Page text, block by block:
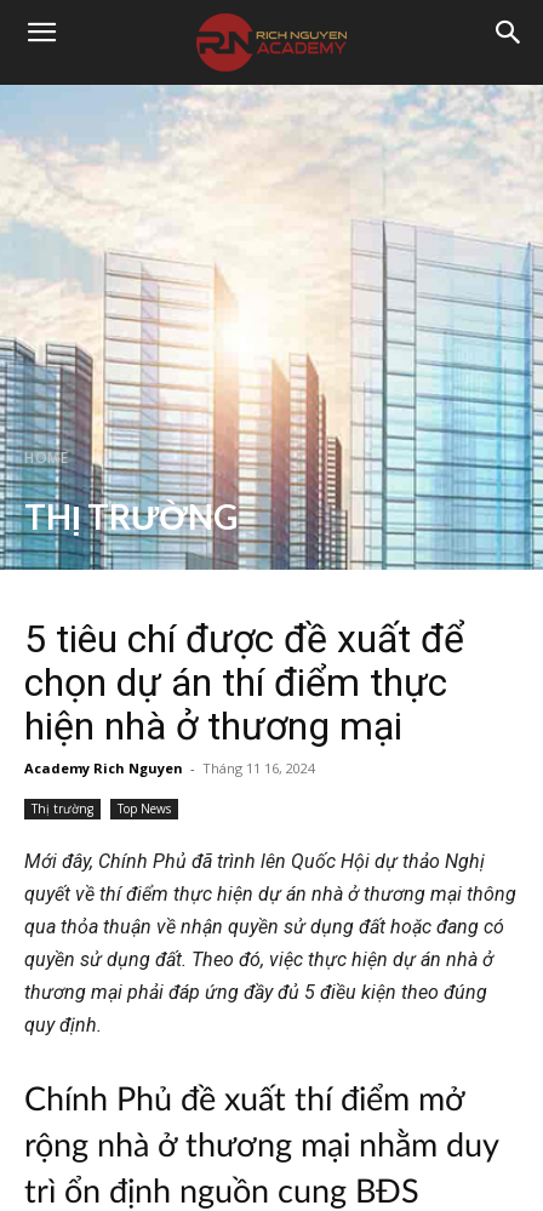
HOME
THỊ TRƯỜNG
5 tiêu chí được đề xuất để
chọn dự án thí điểm thực
hiện nhà ở thương mại
Academy Rich Nguyen - Tháng 11 16, 2024
Thị trường Top News
Mới đây, Chính Phủ đã trình lên Quốc Hội dự thảo Nghị
quyết về thí điểm thực hiện dự án nhà ở thương mại thông
qua thỏa thuận về nhận quyền sử dụng đất hoặc đang có
quyền sử dụng đất. Theo đó, việc thực hiện dự án nhà ở
thương mại phải đáp ứng đầy đủ 5 điều kiện theo đúng
quy định.
Chính Phủ đề xuất thí điểm mở
rộng nhà ở thương mại nhằm duy
trì ổn định nguồn cung BĐS